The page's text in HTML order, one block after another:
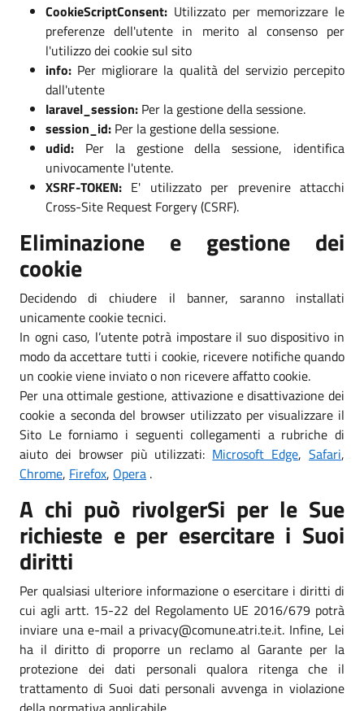
CookieScriptConsent: Utilizzato per memorizzare le
preferenze dell'utente in merito al consenso per
l'utilizzo dei cookie sul sito
info: Per migliorare la qualità del servizio percepito
dall'utente
laravel_session: Per la gestione della sessione.
session_id: Per la gestione della sessione.
udid: Per la gestione della sessione, identifica
univocamente l'utente.
XSRF-TOKEN: E' utilizzato per prevenire attacchi
Cross-Site Request Forgery (CSRF).
Eliminazione e gestione dei
cookie
Decidendo di chiudere il banner, saranno installati
unicamente cookie tecnici.
In ogni caso, l’utente potrà impostare il suo dispositivo in
modo da accettare tutti i cookie, ricevere notifiche quando
un cookie viene inviato o non ricevere affatto cookie.
Per una ottimale gestione, attivazione e disattivazione dei
cookie a seconda del browser utilizzato per visualizzare il
Sito Le forniamo i seguenti collegamenti a rubriche di
aiuto dei browser più utilizzati: Microsoft Edge,Safari,
Chrome, Firefox, Opera .
A chi può rivolgerSi per le Sue
richieste e per esercitare i Suoi
diritti
Per qualsiasi ulteriore informazione o esercitare i diritti di
cui agli artt. 15-22 del Regolamento UE 2016/679 potrà
inviare una e-mail a privacy@comune.atri.te.it. Infine, Lei
ha il diritto di proporre un reclamo al Garante per la
protezione dei dati personali qualora ritenga che il
trattamento di Suoi dati personali avvenga in violazione